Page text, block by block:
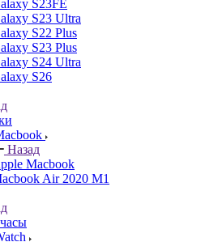
S23FE
S23 Ultra
S22 Plus
S23 Plus
S24 Ultra
S26
Назад
Macbook
Air 2020 M1